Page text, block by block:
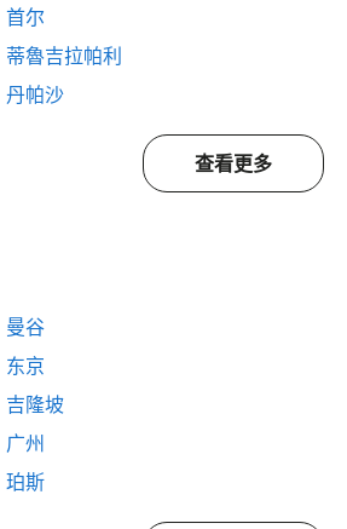
首尔
蒂魯吉拉帕利
丹帕沙
查看更多
曼谷
东京
吉隆坡
广州
珀斯